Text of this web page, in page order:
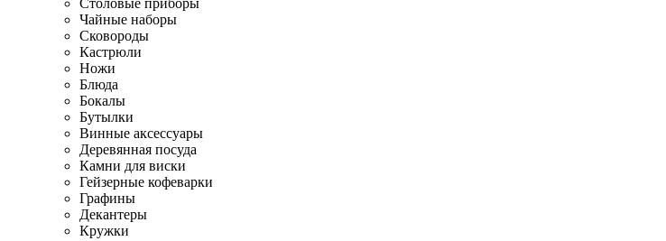
Столовые приборы
Чайные наборы
Сковороды
Кастрюли
Ножи
Блюда
Бокалы
Бутылки
Винные аксессуары
Деревянная посуда
Камни для виски
Гейзерные кофеварки
Графины
Декантеры
Кружки